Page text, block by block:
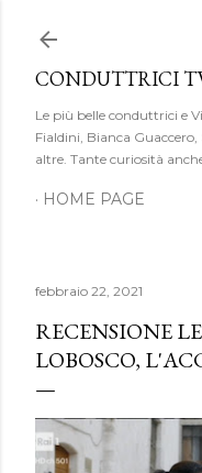
CONDUTTRICI
Le più belle conduttrici e
Fialdini, Bianca
altre. Tante curiosità
HOME PAGE
febbraio 22, 2021
RECENSIONE
LOBOSCO,